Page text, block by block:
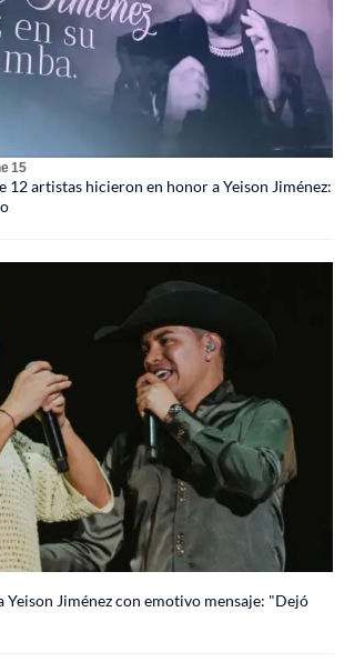
15
12 artistas hicieron en honor a Yeison Jiménez:
Yeison Jiménez con emotivo mensaje: "Dejó